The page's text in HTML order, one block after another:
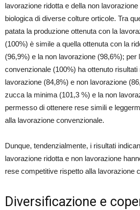
lavorazione ridotta e della non
biologica di diverse colture orticole. Tra
patata la produzione ottenuta con la
(100%) è simile a quella ottenuta con la
(96,9%) e la non lavorazione (98,6%); per
convenzionale (100%) ha ottenuto
lavorazione (84,8%) e non lavorazione
zucca la minima (101,3 %) e la non
permesso di ottenere rese simili e
alla lavorazione convenzionale.
Dunque, tendenzialmente, i risultati
lavorazione ridotta e non lavorazione
rese competitive rispetto alla lavorazione
Diversificazione e